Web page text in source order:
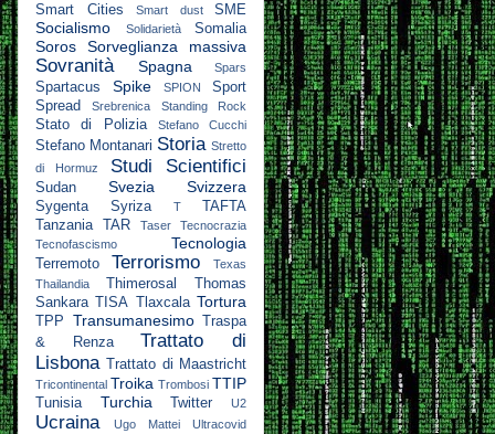
Smart Cities Smart dust SME
Socialismo Solidarietà Somalia
Soros Sorveglianza massiva
Sovranità Spagna Spars
Spartacus Spike SPION
Sport
Spread
Srebrenica Standing Rock
Stato di Polizia Stefano Cucchi
Stefano Montanari Storia Stretto
di Hormuz
Studi Scientifici
Sudan Svezia Svizzera
Sygenta Syriza T
TAFTA
Tanzania
TAR Taser
Tecnocrazia
Tecnofascismo
Tecnologia
Terremoto Terrorismo
Texas
Thailandia
Thimerosal
Thomas
Sankara TISA Tlaxcala Tortura
TPP Transumanesimo Traspa
& Renza
Trattato di
Lisbona Trattato di Maastricht
Tricontinental Troika Trombosi TTIP
Tunisia Turchia Twitter U2
Ucraina Ugo Mattei Ultracovid